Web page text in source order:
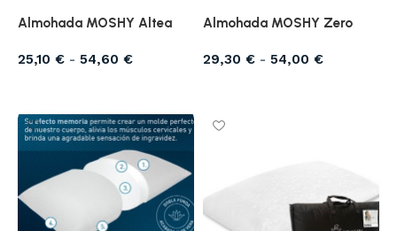
Almohada MOSHY Altea
25,10 € - 54,60 €
Almohada MOSHY Zero
29,30 € - 54,00 €